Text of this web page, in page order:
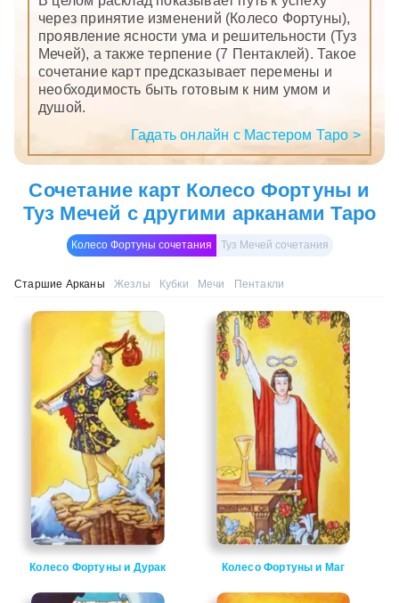
через принятие изменений (Колесо Фортуны),
проявление ясности ума и решительности (Туз
Мечей), а также терпение (7 Пентаклей). Такое
сочетание карт предсказывает перемены и
необходимость быть готовым к ним умом и
душой.
Гадать онлайн с Мастером Таро >
Сочетание карт Колесо Фортуны и
Туз Мечей с другими арканами Таро
Колесо Фортуны сочетания Туз Мечей сочетания
Старшие Арканы Жезлы Кубки Мечи Пентакли
Колесо Фортуны и Дурак Колесо Фортуны и Маг